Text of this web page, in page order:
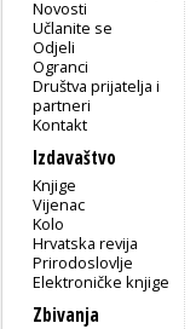
Novosti
Učlanite se
Odjeli
Ogranci
Društva prijatelja i
partneri
Kontakt
Izdavaštvo
Knjige
Vijenac
Kolo
Hrvatska revija
Prirodoslovlje
Elektroničke knjige
Zbivanja